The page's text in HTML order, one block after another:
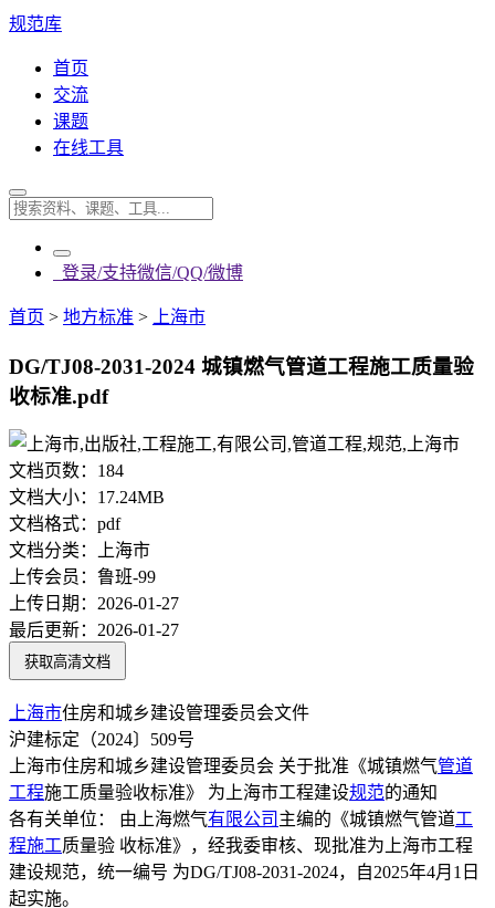
规范库
首页
交流
课题
在线工具
登录/支持微信/QQ/微博
首页 > 地方标准 > 上海市
DG/TJ08-2031-2024 城镇燃气管道工程施工质量验
收标准.pdf
文档页数： 184
文档大小： 17.24MB
文档格式： pdf
文档分类： 上海市
上传会员： 鲁班-99
上传日期： 2026-01-27
最后更新： 2026-01-27
获取高清文档
上海市住房和城乡建设管理委员会文件
沪建标定（2024〕509号
上海市住房和城乡建设管理委员会 关于批准《城镇燃气管道
工程施工质量验收标准》 为上海市工程建设规范的通知
各有关单位： 由上海燃气有限公司 主编的《城镇燃气管道工
程施工质量验 收标准》，经我委审核、现批准为上海市工程
建设规范，统一编号 为DG/TJ08-2031-2024，自2025年4月1日
起实施。